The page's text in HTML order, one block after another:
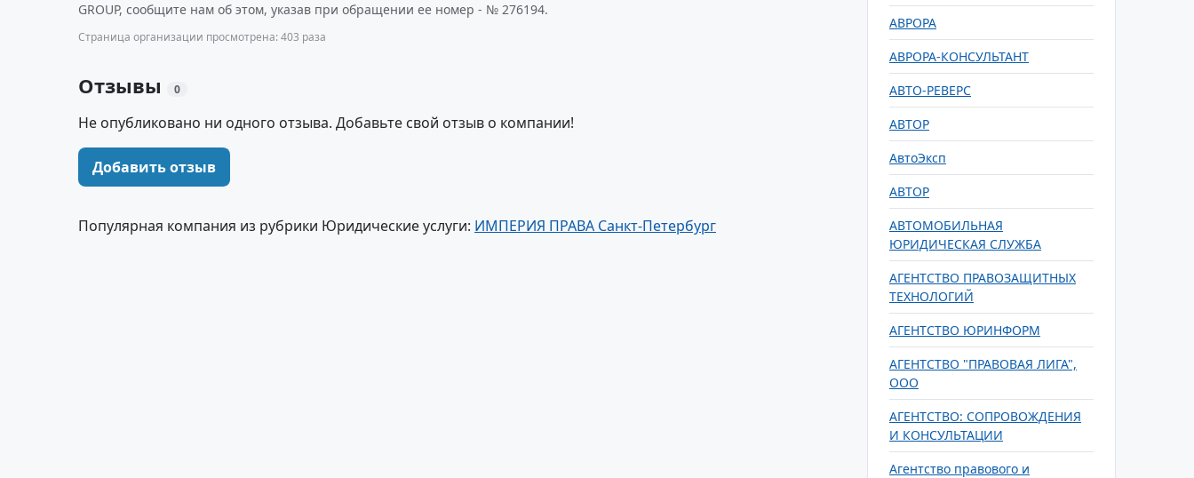
GROUP, сообщите нам об этом, указав при обращении ее номер - № 276194.
Страница организации просмотрена: 403 раза
Отзывы 0
Не опубликовано ни одного отзыва. Добавьте свой отзыв о компании!
Добавить отзыв
Популярная компания из рубрики Юридические услуги: ИМПЕРИЯ ПРАВА Санкт-Петербург
АВРОРА
АВРОРА-КОНСУЛЬТАНТ
АВТО-РЕВЕРС
АВТОР
АвтоЭксп
АВТОР
АВТОМОБИЛЬНАЯ
ЮРИДИЧЕСКАЯ СЛУЖБА
АГЕНТСТВО ПРАВОЗАЩИТНЫХ
ТЕХНОЛОГИЙ
АГЕНТСТВО ЮРИНФОРМ
АГЕНТСТВО "ПРАВОВАЯ ЛИГА",
ООО
АГЕНТСТВО: СОПРОВОЖДЕНИЯ
И КОНСУЛЬТАЦИИ
Агентство правового и